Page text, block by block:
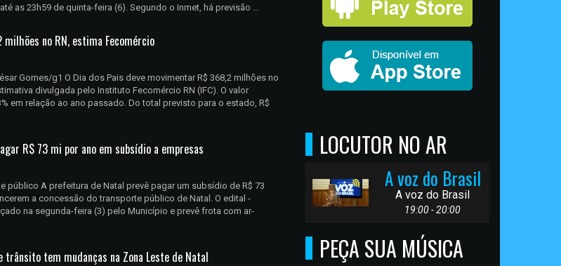
as 23h59 de quinta-feira (6). Segundo o Inmet, há previsão ...
no RN, estima Fecomércio
Gomes/g1 O Dia dos Pais deve movimentar R$ 368,2 milhões no
divulgada pelo Instituto Fecomércio RN (IFC). O valor
em relação ao ano passado. Do total previsto para o estado, R$
R$ 73 mi por ano em subsídio a empresas
público A prefeitura de Natal prevê pagar um subsídio de R$ 73
a concessão do transporte público de Natal. O edital -
na segunda-feira (3) pelo Município e prevê frota com ar-
trânsito tem mudanças na Zona Leste de Natal
LOCUTOR NO AR
A voz do Brasil
A voz do Brasil
19:00 - 20:00
PEÇA SUA MÚSICA